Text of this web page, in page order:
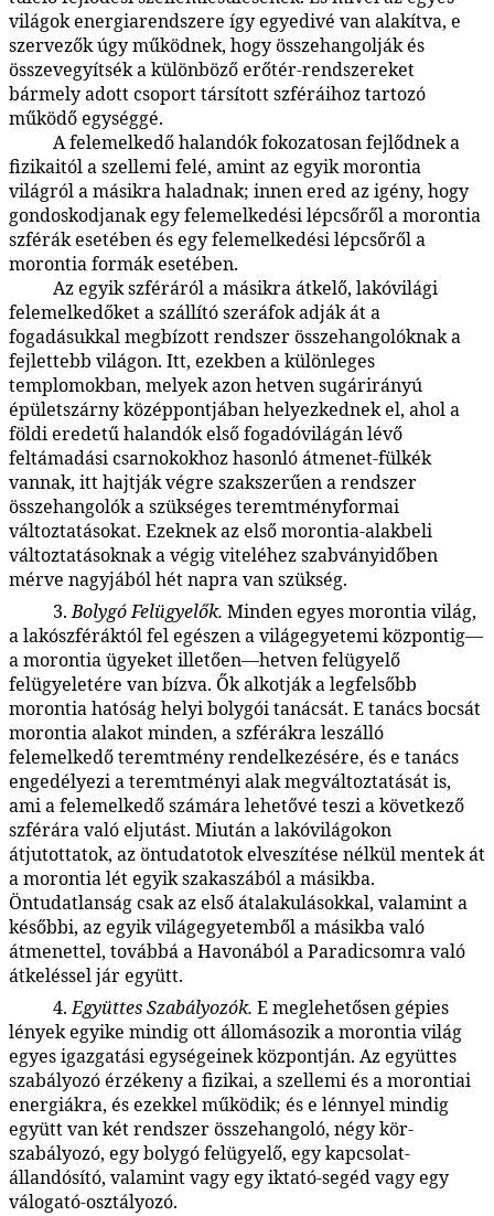
világok energiarendszere így egyedivé van alakítva, e
szervezők úgy működnek, hogy összehangolják és
összevegyítsék a különböző erőtér-rendszereket
bármely adott csoport társított szféráihoz tartozó
működő egységgé.
A felemelkedő halandók fokozatosan fejlődnek a
fizikaitól a szellemi felé, amint az egyik morontia
világról a másikra haladnak; innen ered az igény, hogy
gondoskodjanak egy felemelkedési lépcsőről a morontia
szférák esetében és egy felemelkedési lépcsőről a
morontia formák esetében.
Az egyik szféráról a másikra átkelő, lakóvilági
felemelkedőket a szállító szeráfok adják át a
fogadásukkal megbízott rendszer összehangolóknak a
fejlettebb világon. Itt, ezekben a különleges
templomokban, melyek azon hetven sugárirányú
épületszárny középpontjában helyezkednek el, ahol a
földi eredetű halandók első fogadóvilágán lévő
feltámadási csarnokokhoz hasonló átmenet-fülkék
vannak, itt hajtják végre szakszerűen a rendszer
összehangolók a szükséges teremtményformai
változtatásokat. Ezeknek az első morontia-alakbeli
változtatásoknak a végig viteléhez szabványidőben
mérve nagyjából hét napra van szükség.
3.Bolygó Felügyelők. Minden egyes morontia világ,
a lakószféráktól fel egészen a világegyetemi központig—
a morontia ügyeket illetően—hetven felügyelő
felügyeletére van bízva. Ők alkotják a legfelsőbb
morontia hatóság helyi bolygói tanácsát. E tanács bocsát
morontia alakot minden, a szférákra leszálló
felemelkedő teremtmény rendelkezésére, és e tanács
engedélyezi a teremtményi alak megváltoztatását is,
ami a felemelkedő számára lehetővé teszi a következő
szférára való eljutást. Miután a lakóvilágokon
átjutottatok, az öntudatotok elveszítése nélkül mentek át
a morontia lét egyik szakaszából a másikba.
Öntudatlanság csak az első átalakulásokkal, valamint a
későbbi, az egyik világegyetemből a másikba való
átmenettel, továbbá a Havonából a Paradicsomra való
átkeléssel jár együtt.
48:2.194.Együttes Szabályozók. E meglehetősen gépies
lények egyike mindig ott állomásozik a morontia világ
egyes igazgatási egységeinek központján. Az együttes
szabályozó érzékeny a fizikai, a szellemi és a morontiai
energiákra, és ezekkel működik; és e lénnyel mindig
együtt van két rendszer összehangoló, négy kör-
szabályozó, egy bolygó felügyelő, egy kapcsolat-
állandósító, valamint vagy egy iktató-segéd vagy egy
válogató-osztályozó.